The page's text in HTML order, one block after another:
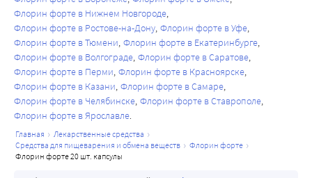
Флорин форте в Нижнем Новгороде
Флорин форте в Ростове-на-Дону Флорин форте в Уфе
Флорин форте в Тюмени Флорин форте в Екатеринбурге
Флорин форте в Волгограде Флорин форте в Саратове
Флорин форте в Перми Флорин форте в Красноярске
Флорин форте в Казани Флорин форте в Самаре
Флорин форте в Челябинске Флорин форте в Ставрополе
Флорин форте в Ярославле
главная
лекарственные средства
средства для пищеварения и обмена веществ
флорин форте
флорин форте 20 шт. капсулы